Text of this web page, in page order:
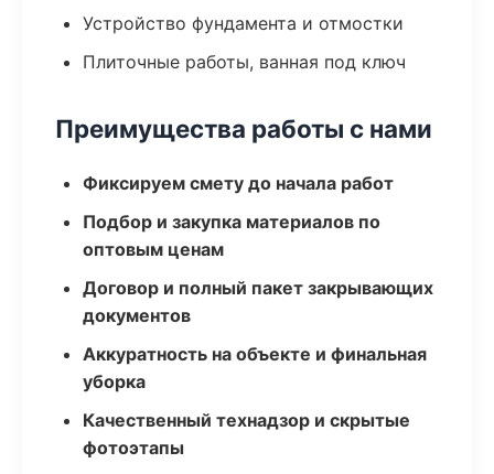
Устройство фундамента и отмостки
Плиточные работы, ванная под ключ
Преимущества работы с нами
Фиксируем смету до начала работ
Подбор и закупка материалов по
оптовым ценам
Договор и полный пакет закрывающих
документов
Аккуратность на объекте и финальная
уборка
Качественный технадзор и скрытые
фотоэтапы